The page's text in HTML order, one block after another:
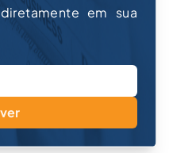
em sua